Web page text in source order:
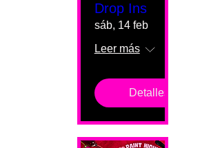
Drop Ins
sáb, 14 feb
Leer más
Detalles